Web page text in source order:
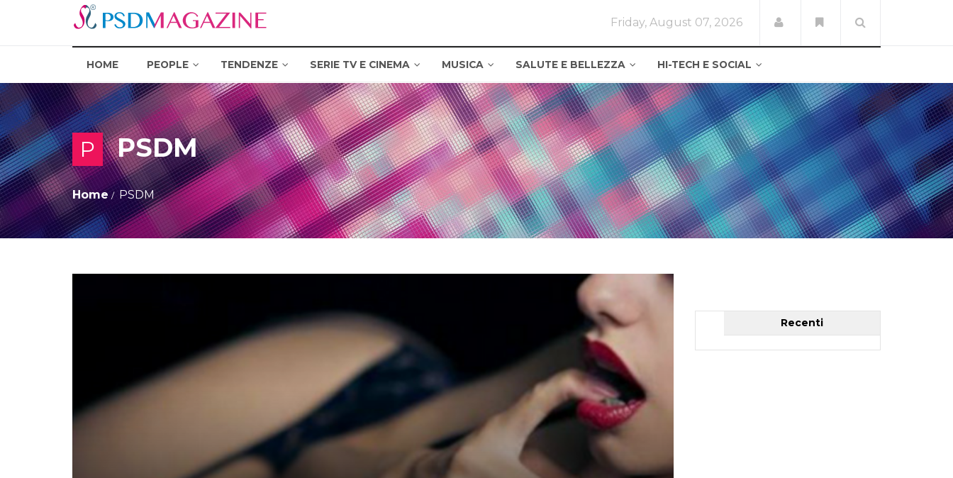
Friday, August 07, 2026
HOME PEOPLE TENDENZE SERIE TV E CINEMA MUSICA SALUTE E BELLEZZA HI-TECH E SOCIAL
P PSDM
Home PSDM
Recenti